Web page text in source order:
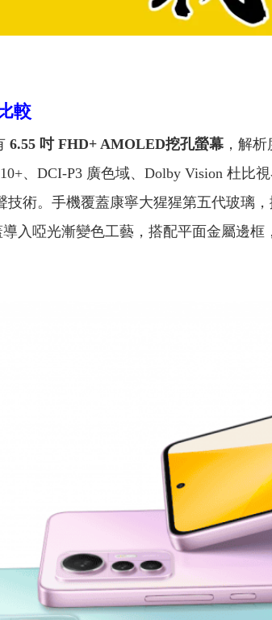
較
6.55 吋 FHD+ AMOLED挖孔螢幕 ，解
、DCI-P3 廣色域、Dolby Vision 杜比
技術。手機覆蓋康寧大猩猩第五代玻璃
入啞光漸變色工藝，搭配平面金屬邊框